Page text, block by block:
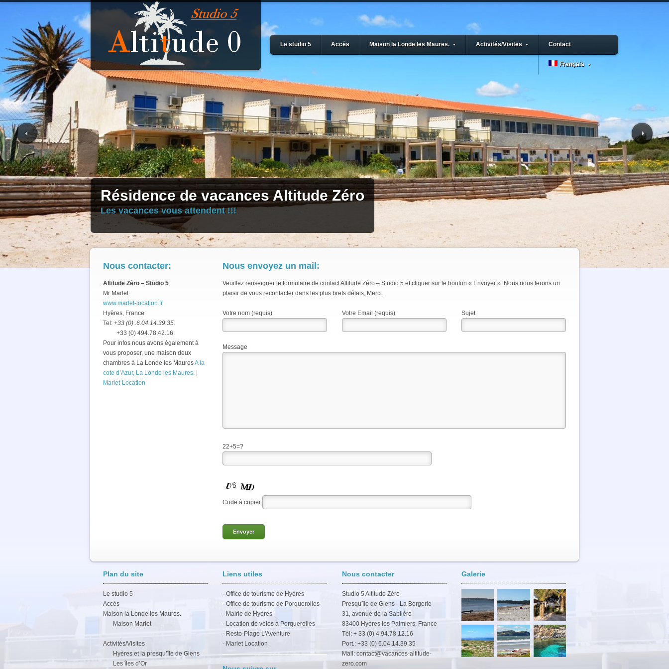
Résidence de vacances Altitude Zéro
Les vacances vous attendent !!!
Le studio 5 Accès Maison la Londe les Maures. ▼ Activités/Visites ▼ Contact
Français ▼
Nous contacter:
Altitude Zéro – Studio 5
Mr Marlet
www.marlet-location.fr
Hyères, France
Tel: +33 (0) .6.04.14.39.35.
+33 (0) 494.78.42.16.
Pour infos nous avons également à
vous proposer, une maison deux
chambres à La Londe les MauresA la
cote d’Azur, La Londe les Maures. |
Marlet-Location
Nous envoyez un mail:
Veuillez renseigner le formulaire de contact Altitude Zéro – Studio 5 et cliquer sur le bouton « Envoyer ». Nous nous ferons un
plaisir de vous recontacter dans les plus brefs délais, Merci.
Votre nom (requis) Votre Email (requis) Sujet
Message
22+5=?
Code à copier:
Plan du site
Le studio 5
Accès
Maison la Londe les Maures.
Maison Marlet
Activités/Visites
Hyères et la presqu’île de Giens
Les îles d’Or
Liens utiles
- Office de tourisme de Hyères
- Office de tourisme de Porquerolles
- Mairie de Hyères
- Location de vélos à Porquerolles
- Resto-Plage L'Aventure
- Marlet Location
Nous contacter
Studio 5 Altitude Zéro
Presqu'île de Giens - La Bergerie
31, avenue de la Sablière
83400 Hyères les Palmiers, France
Tél: + 33 (0) 4.94.78.12.16
Port.: +33 (0) 6.04.14.39.35
Mail: contact@vacances-altitude-
zero.com
Galerie